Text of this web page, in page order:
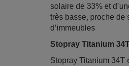
solaire de 33% et
très basse, proche de
d’immeubles
Stopray Titanium
Stopray Titanium 34T